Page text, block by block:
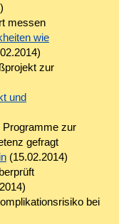
messen
wie
zur
und
zur
gefragt
(15.02.2014)
bei